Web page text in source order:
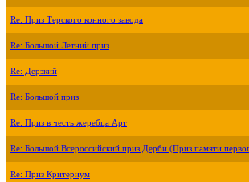
Re: Приз Терского конного завода
Re: Большой Летний приз
Re: Дерзкий
Re: Большой приз
Re: Приз в честь жеребца Арт
Re: Большой Всероссийский приз Дерби (Приз памяти
Re: Приз Критериум